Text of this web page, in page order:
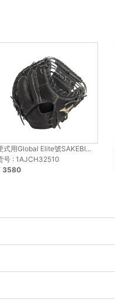
式用Global Elite號SAKEBI...
号 : 1AJCH32510
3580